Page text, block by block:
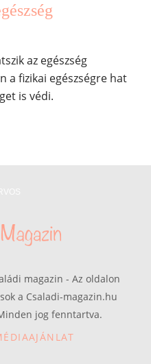
az egészség
a fizikai egészségre hat
is védi.
magazin - Az oldalon
a Csaladi-magazin.hu
jog fenntartva.